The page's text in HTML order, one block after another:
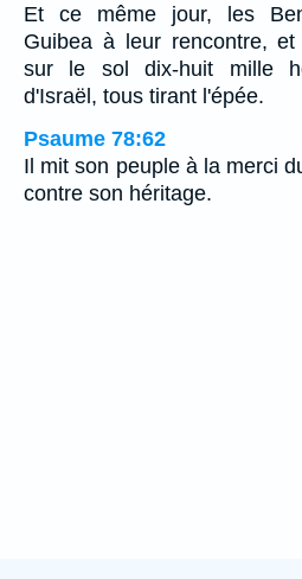
Et ce même jour, les
Guibea à leur rencontre,
sur le sol dix-huit mille
d'Israël, tous tirant l'épée.
Psaume 78:62
Il mit son peuple à la merci
contre son héritage.